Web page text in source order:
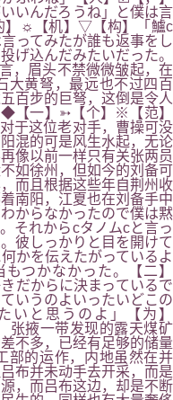
いんだろうね」と僕は言
】☼【机】▽【构】「鱸c
ってみたが誰も返事をし
げ込んだみたいだった。
，眉头不禁微微皱起，在
大黄弩，最远也不过四百
百步的巨弩，这倒是令人
【一】➳【个】※【范】
这位老对手，曹操可没
混的可是风生水起，无论
像以前一样只有关张两员
如徐州，但如今的刘备可
而且根据这些年自荆州收
南阳，江夏也在刘备手中
からなかったので僕は黙
それからcタノムcと言っ
彼しっかりと目を開けて
かを伝えたがっているよ
つかなかった。【二】
だからに決まっているで
いうのよいったいどこの
いと思うのよ」【为】
掖一带发现的露天煤矿
不多，已经有足够的储量
部的运作，内地虽然在并
布并未动手去开采，而是
，而吕布这边，却是不断